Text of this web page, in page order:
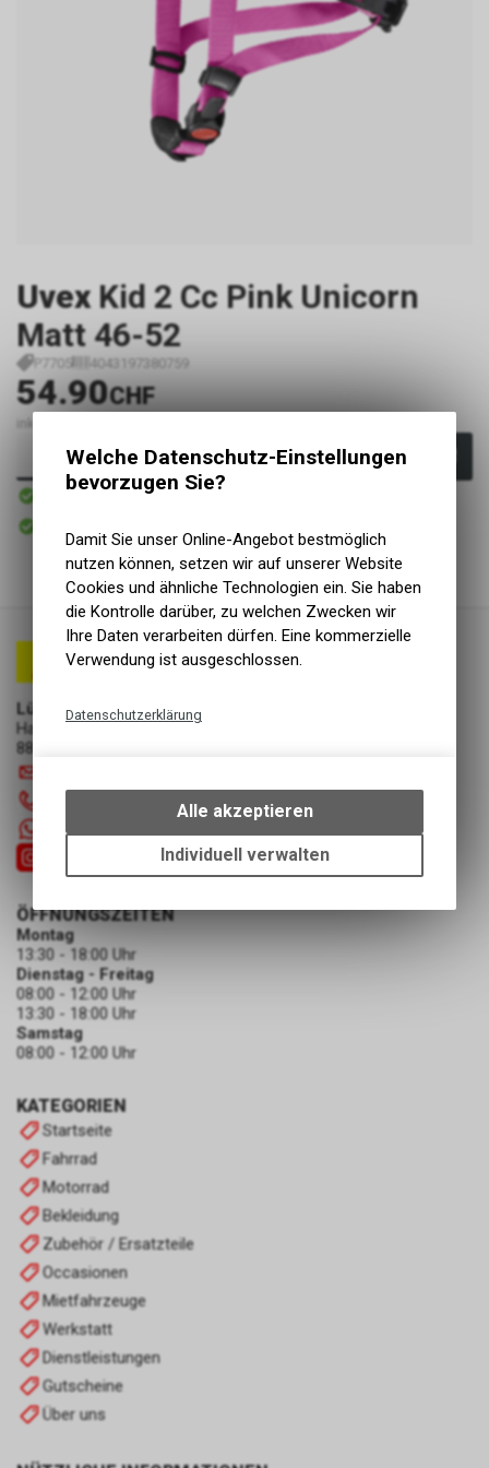
Uvex Kid 2 Cc Pink Unicorn
Matt 46-52
P7705 4043197380759
54.90CHF
inkl. MwSt., zzgl.
In den Warenkorb
Sofort verfügbar
Abholung Lüscher Motor- & Bike World
Lüscher Motor- & Bike World
Hauptstrasse 29a
8867 Niederurnen
+41 55 6103131
KATEGORIEN
Startseite
Fahrrad
Motorrad
Bekleidung
Zubehör / Ersatzteile
Occasionen
Mietfahrzeuge
Werkstatt
Dienstleistungen
Gutscheine
Über uns
ÖFFNUNGSZEITEN
Montag
13:30 - 18:00 Uhr
Dienstag - Freitag
08:00 - 12:00 Uhr
13:30 - 18:00 Uhr
Samstag
08:00 - 12:00 Uhr
Welche Datenschutz-Einstellungen
bevorzugen Sie?
Damit Sie unser Online-Angebot bestmöglich
nutzen können, setzen wir auf unserer Website
Cookies und ähnliche Technologien ein. Sie haben
die Kontrolle darüber, zu welchen Zwecken wir
Ihre Daten verarbeiten dürfen. Eine kommerzielle
Verwendung ist ausgeschlossen.
Datenschutzerklärung
bestimmte Interaktionen und
Einstellungen auf Ihrem Gerät,
um die grundlegenden
Funktionen unseres Online-
Alle akzeptieren
Individuell verwalten